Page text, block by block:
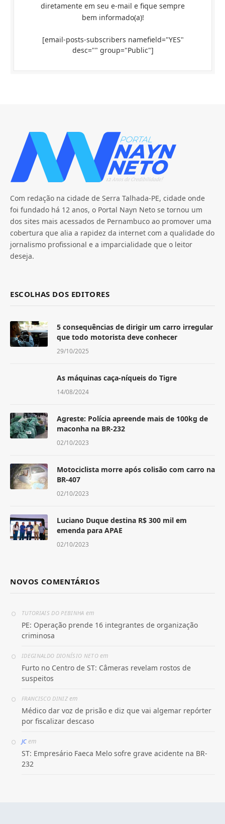
diretamente em seu e-mail e fique sempre
bem informado(a)!
[email-posts-subscribers namefield="YES"
desc="" group="Public"]
Com redação na cidade de Serra Talhada-PE, cidade onde
foi fundado há 12 anos, o Portal Nayn Neto se tornou um
dos sites mais acessados de Pernambuco ao promover uma
cobertura que alia a rapidez da internet com a qualidade do
jornalismo profissional e a imparcialidade que o leitor
deseja.
ESCOLHAS DOS EDITORES
5 consequências de dirigir um carro irregular
que todo motorista deve conhecer
29/10/2025
As máquinas caça-níqueis do Tigre
14/08/2024
Agreste: Polícia apreende mais de 100kg de
maconha na BR-232
02/10/2023
Motociclista morre após colisão com carro na
BR-407
02/10/2023
Luciano Duque destina R$ 300 mil em
emenda para APAE
02/10/2023
NOVOS COMENTÁRIOS
TUTORIAIS DO PEBINHA em
PE: Operação prende 16 integrantes de organização
criminosa
IDEGINALDO DIONÍSIO NETOem
Furto no Centro de ST: Câmeras revelam rostos de
suspeitos
FRANCISCO DINIZem
Médico dar voz de prisão e diz que vai algemar repórter
por fiscalizar descaso
JCem
ST: Empresário Faeca Melo sofre grave acidente na BR-
232